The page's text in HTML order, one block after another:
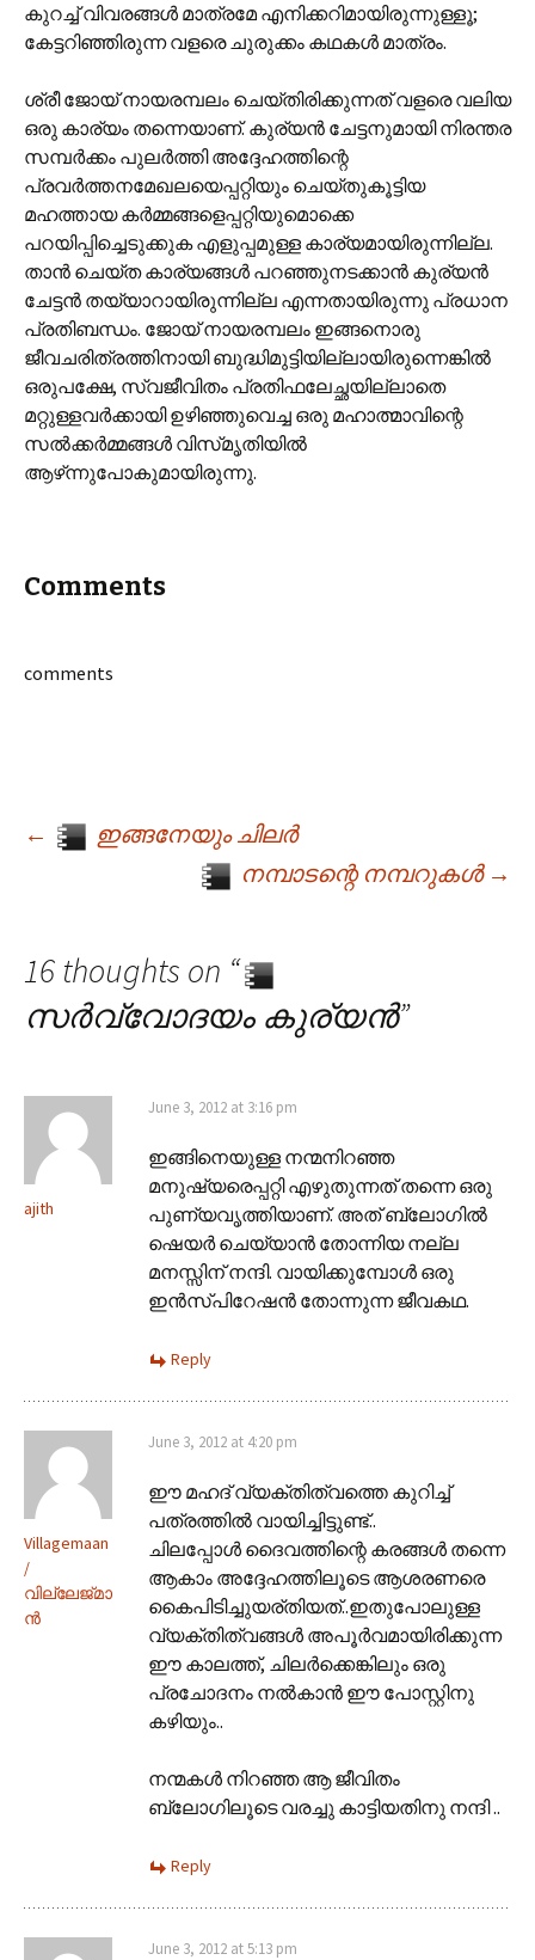
കുറച്ച് വിവരങ്ങൾ മാത്രമേ എനിക്കറിമായിരുന്നുള്ളൂ;
കേട്ടറിഞ്ഞിരുന്ന വളരെ ചുരുക്കം കഥകൾ മാത്രം.
ശ്രീ ജോയ് നായരമ്പലം ചെയ്തിരിക്കുന്നത് വളരെ വലിയ
ഒരു കാര്യം തന്നെയാണ്. കുര്യൻ ചേട്ടനുമായി നിരന്തര
സമ്പർക്കം പുലർത്തി അദ്ദേഹത്തിന്റെ
പ്രവർത്തനമേഖലയെപ്പറ്റിയും ചെയ്തുകൂട്ടിയ
മഹത്തായ കർമ്മങ്ങളെപ്പറ്റിയുമൊക്കെ
പറയിപ്പിച്ചെടുക്കുക എളുപ്പമുള്ള കാര്യമായിരുന്നില്ല.
താൻ ചെയ്ത കാര്യങ്ങൾ പറഞ്ഞുനടക്കാൻ കുര്യൻ
ചേട്ടൻ തയ്യാറായിരുന്നില്ല എന്നതായിരുന്നു പ്രധാന
പ്രതിബന്ധം. ജോയ് നായരമ്പലം ഇങ്ങനൊരു
ജീവചരിത്രത്തിനായി ബുദ്ധിമുട്ടിയില്ലായിരുന്നെങ്കിൽ
ഒരുപക്ഷേ, സ്വജീവിതം പ്രതിഫലേച്ഛയില്ലാതെ
മറ്റുള്ളവർക്കായി ഉഴിഞ്ഞുവെച്ച ഒരു മഹാത്മാവിന്റെ
സൽക്കർമ്മങ്ങൾ വിസ്‌മൃതിയിൽ
ആഴ്‌ന്നുപോകുമായിരുന്നു.
Comments
comments
Post navigation
←
ഇങ്ങനേയും ചിലർ
നമ്പാടന്റെ നമ്പറുകൾ →
16 thoughts on “
സർവ്വോദയം കുര്യൻ”
ajith
June 3, 2012 at 3:16 pm
ഇങ്ങിനെയുള്ള നന്മനിറഞ്ഞ
മനുഷ്യരെപ്പറ്റി എഴുതുന്നത് തന്നെ ഒരു
പുണ്യവൃത്തിയാണ്. അത് ബ്ലോഗില്‍
ഷെയര്‍ ചെയ്യാന്‍ തോന്നിയ നല്ല
മനസ്സിന് നന്ദി. വായിക്കുമ്പോള്‍ ഒരു
ഇന്‍സ്പിറേഷന്‍ തോന്നുന്ന ജീവകഥ.
Reply
Villagemaan
/
വില്ലേജ്മാ
ന്‍
June 3, 2012 at 4:20 pm
ഈ മഹദ് വ്യക്തിത്വത്തെ കുറിച്ച്
പത്രത്തില്‍ വായിച്ചിട്ടുണ്ട്..
ചിലപ്പോള്‍ ദൈവത്തിന്റെ കരങ്ങള്‍ തന്നെ
ആകാം അദ്ദേഹത്തിലൂടെ ആശരണരെ
കൈപിടിച്ചുയര്തിയത്..ഇതുപോലുള്ള
വ്യക്തിത്വങ്ങള്‍ അപൂര്‍വമായിരിക്കുന്ന
ഈ കാലത്ത്, ചിലര്‍ക്കെങ്കിലും ഒരു
പ്രചോദനം നല്‍കാന്‍ ഈ പോസ്റ്റിനു
കഴിയും..
നന്മകള്‍ നിറഞ്ഞ ആ ജീവിതം
ബ്ലോഗിലൂടെ വരച്ചു കാട്ടിയതിനു നന്ദി ..
Reply
June 3, 2012 at 5:13 pm